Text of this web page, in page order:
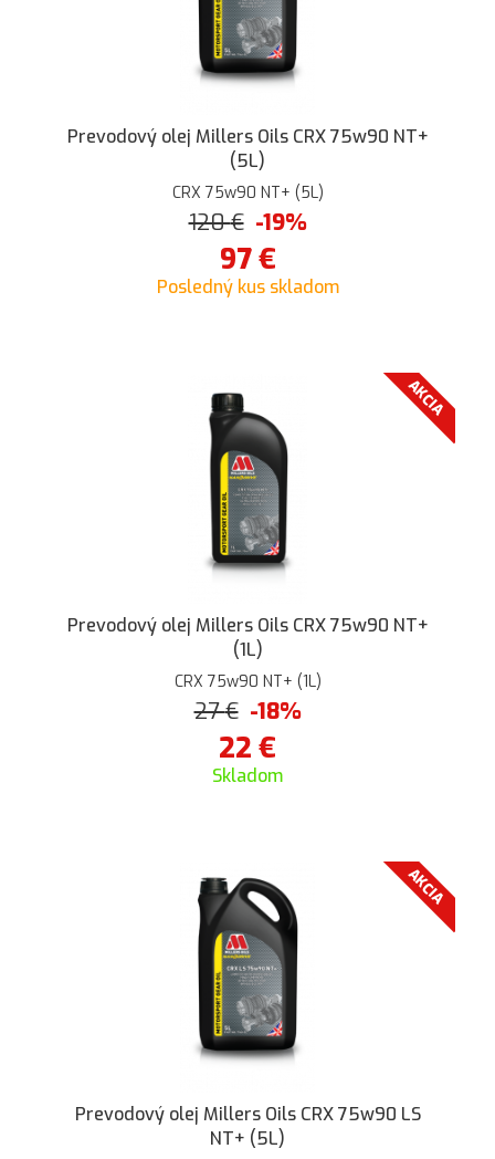
Prevodový olej Millers Oils CRX 75w90 NT+
(5L)
CRX 75w90 NT+ (5L)
120€ -19%
97€
Posledný kus skladom
AKCIA
Prevodový olej Millers Oils CRX 75w90 NT+
(1L)
CRX 75w90 NT+ (1L)
27€ -18%
22 €
Skladom
AKCIA
Prevodový olej Millers Oils CRX 75w90 LS
NT+ (5L)